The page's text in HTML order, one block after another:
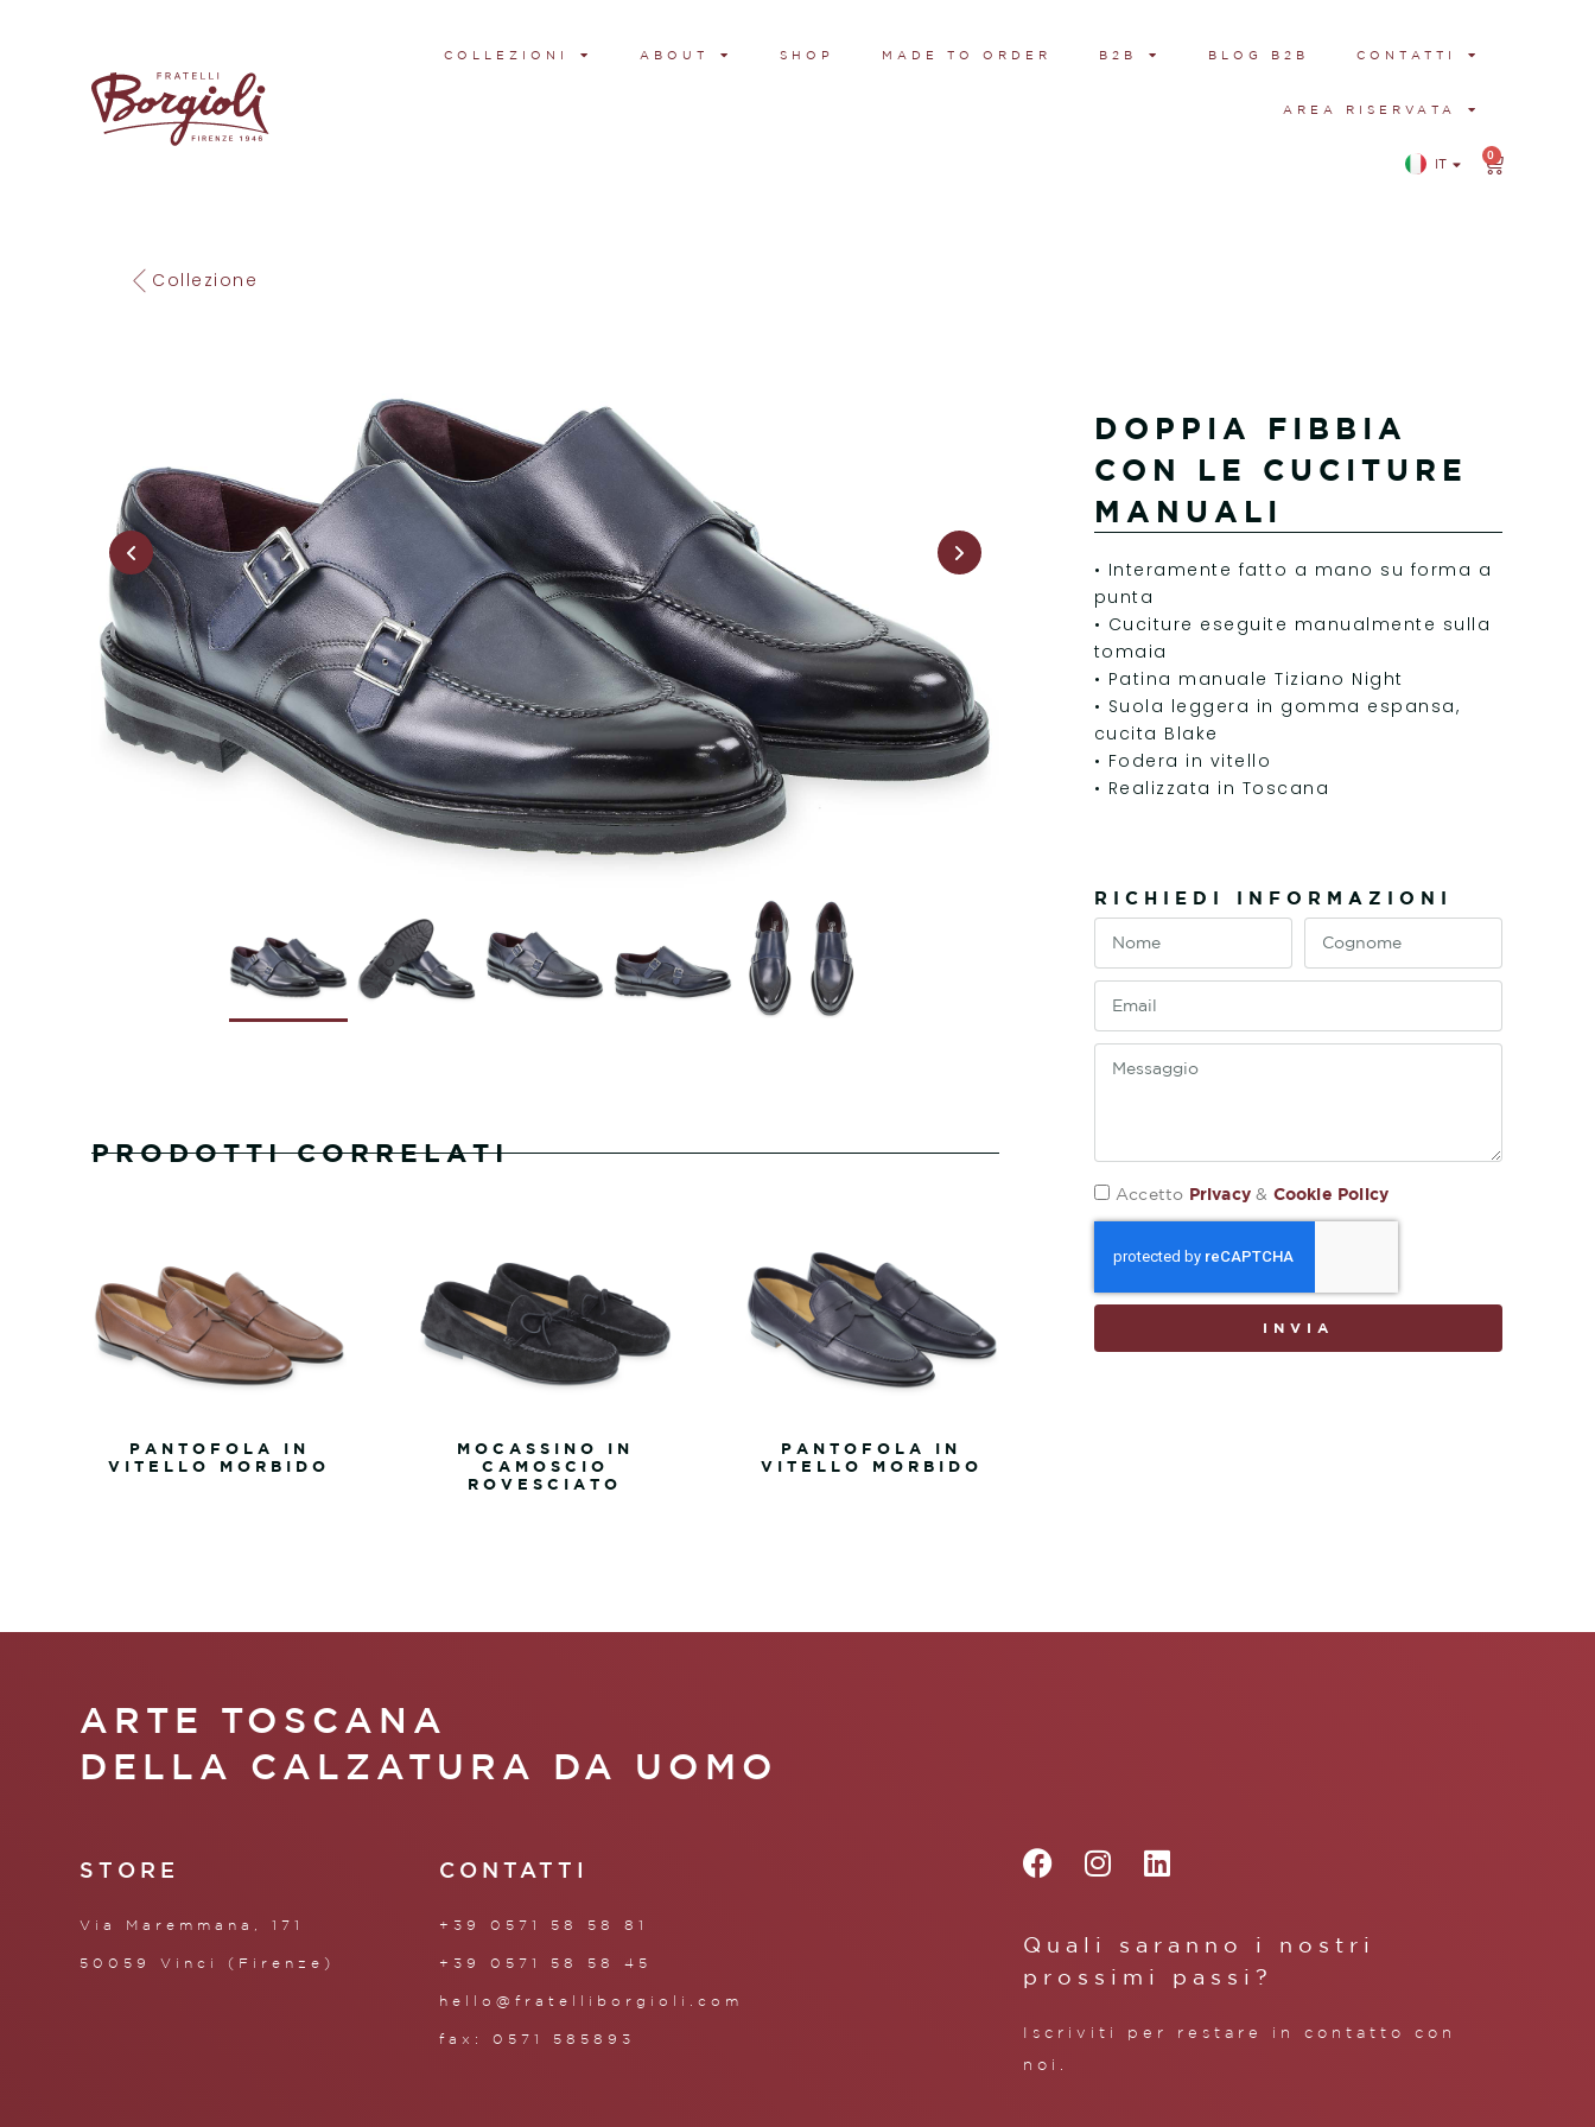
COLLEZIONI ABOUT SHOP MADE TO ORDER B2B BLOG B2B CONTATTI
AREA RISERVATA
IT
EN
0
Collezione
PRODOTTI CORRELATI
PANTOFOLA IN
VITELLO MORBIDO
MOCASSINO IN
CAMOSCIO
ROVESCIATO
PANTOFOLA IN
VITELLO MORBIDO
DOPPIA FIBBIA
CON LE CUCITURE
MANUALI
• Interamente fatto a mano su forma a
punta
• Cuciture eseguite manualmente sulla
tomaia
• Patina manuale Tiziano Night
• Suola leggera in gomma espansa,
cucita Blake
• Fodera in vitello
• Realizzata in Toscana
RICHIEDI INFORMAZIONI
Accetto Privacy& Cookie Policy
INVIA
ARTE TOSCANA
DELLA CALZATURA DA UOMO
STORE
Via Maremmana, 171
50059 Vinci (Firenze)
CONTATTI
+39 0571 58 58 81
+39 0571 58 58 45
hello@fratelliborgioli.com
fax: 0571 585893
Quali saranno i nostri
prossimi passi?
Iscriviti per restare in contatto con
noi.